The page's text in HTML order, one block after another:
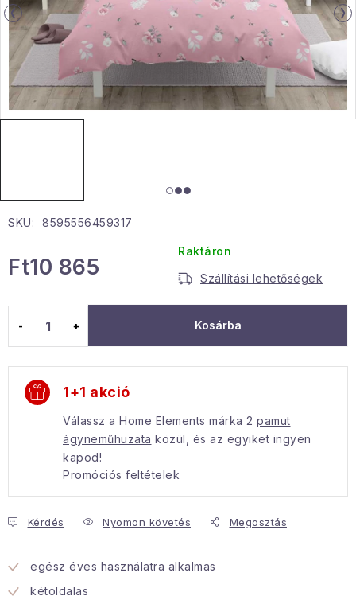
Gyermekeknek
Sziasztok, hív a nyár.
Pohodából importálva - rendezés
Karácsonyi esemény
Januári akció
Hogyan kell panaszkodni / visszaadni az áruka
Kereskedelem feltételes
Érintkezés
Rólunk
SKU: 8595556459317
Ft10 865
Raktáron
Szállítási lehetőségek
Kosárba
1+1 akció
Válassz a Home Elements márka 2 pamut
ágyneműhuzata közül, és az egyiket ingyen
kapod!
Promóciós feltételek
Kérdés Nyomon követés Megosztás
egész éves használatra alkalmas
kétoldalas